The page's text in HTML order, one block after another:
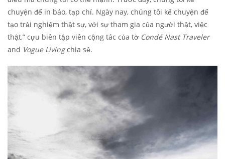
chuyện để in báo, tạp chí. Ngày nay, chúng tôi kể chuyện để
tạo trải nghiệm thật sự, với sự tham gia của người thật, việc
thật,” cựu biên tập viên cộng tác của tờ Condé Nast Traveler
and Vogue Livingchia sẻ.